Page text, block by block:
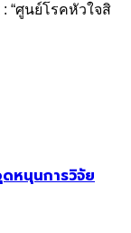
“ศูนย์โรคหัวใจสิ
หนุนการวิจัย